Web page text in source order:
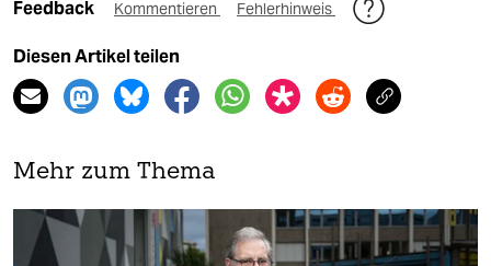
Feedback Kommentieren Fehlerhinweis
Diesen Artikel teilen
Mehr zum Thema